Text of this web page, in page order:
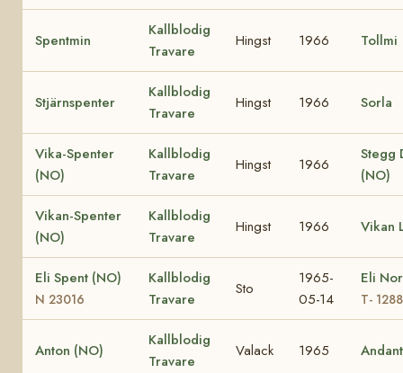
Spentmin
Kallblodig
Travare
Hingst 1966 Tollmi
Stjärnspenter
Kallblodig
Travare
Hingst 1966 Sorla
Vika-Spenter
(NO)
Kallblodig
Travare
Hingst 1966
Stegg
(NO)
Vikan-Spenter
(NO)
Kallblodig
Travare
Hingst 1966 Vikan
Eli Spent (NO)
N 23016
Kallblodig
Travare
Sto
1965-
05-14
Eli
T- 1288
Anton (NO)
Kallblodig
Travare
Valack 1965